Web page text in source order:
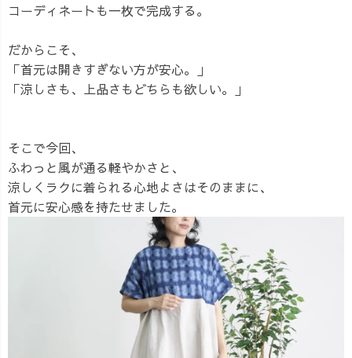
コーディネートも一枚で完成する。
だからこそ、
「首元は開きすぎない方が安心。」
「涼しさも、上品さもどちらも欲しい。」
そこで今回、
ふわっと風が通る軽やかさと、
涼しくラクに着られる心地よさはそのままに、
首元に安心感を持たせました。